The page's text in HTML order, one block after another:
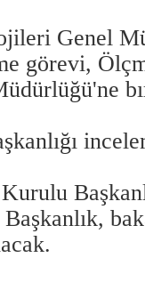
Genel
görevi,